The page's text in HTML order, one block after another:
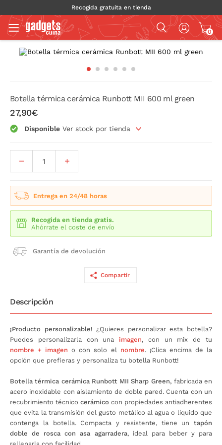
Recogida gratuita en tienda
0
Botella térmica cerámica Runbott MII 600 ml green
27,90€
Disponible Ver stock por tienda
Entrega en 24/48 horas
Recogida en tienda gratis.
Ahórrate el coste de envío
Garantía de devolución
Compartir
Descripción
¡Producto personalizable!¿Quieres personalizar esta botella?
Puedes personalizarla con una imagen, con un mix de tu
nombre + imagen o con solo el nombre. ¡Clica encima de la
opción que prefieras y personaliza tu botella Runbott!
Botella térmica cerámica Runbott MII Sharp Green, fabricada en
acero inoxidable con aislamiento de doble pared. Cuenta con un
recubrimiento técnico cerámico con propiedades antiadherentes
que evita la transmisión del gusto metálico al agua o líquido que
contenga la botella. Compacta y resistente, tiene un tapón
doble de rosca con asa agarradera, ideal para beber y para